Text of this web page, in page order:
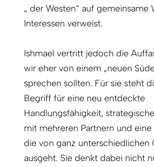
„ der Westen“ auf gemeinsame
Interessen verweist.
Ishmael vertritt jedoch die
wir eher von einem „neuen
sprechen sollten. Für sie steht
Begriff für eine neu entdeckte
Handlungsfähigkeit,
mit mehreren Partnern und
die von ganz unterschiedlichen
ausgeht. Sie denkt dabei nicht